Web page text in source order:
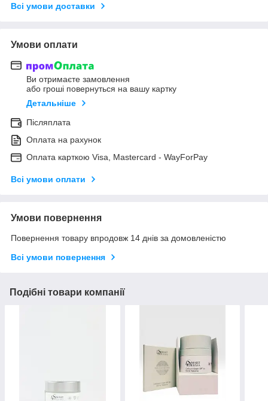
Всі умови доставки
Умови оплати
Ви отримаєте замовлення
або гроші повернуться на вашу картку
Детальніше
Післяплата
Оплата на рахунок
Оплата карткою Visa, Mastercard - WayForPay
Всі умови оплати
Умови повернення
Повернення товару впродовж 14 днів за домовленістю
Всі умови повернення
Подібні товари компанії